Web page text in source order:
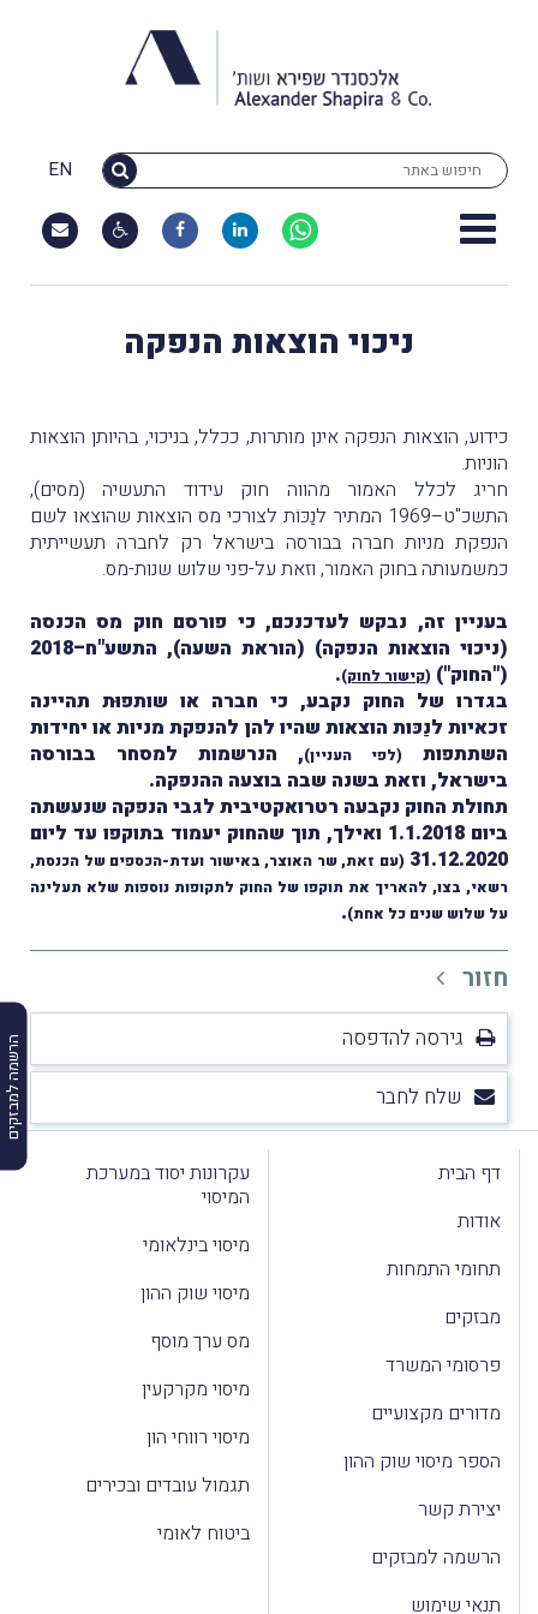
EN
הרשמה למבזקים
ניכוי הוצאות הנפקה
כידוע, הוצאות הנפקה אינן מותרות, ככלל, בניכוי, בהיותן הוצאות
הוניות.
חריג לכלל האמור מהווה חוק עידוד התעשיה (מסים),
התשכ"ט–1969 המתיר לנַכּוֹת לצורכי מס הוצאות שהוצאו לשם
הנפקת מניות חברה בבורסה בישראל רק לחברה תעשייתית
כמשמעותה בחוק האמור, וזאת על-פני שלוש שנות-מס.
בעניין זה, נבקש לעדכנכם, כי פורסם חוק מס הכנסה
(ניכוי הוצאות הנפקה) (הוראת השעה), התשע"ח–2018
("החוק") (קישור לחוק)
.
בגדרו של החוק נקבע, כי חברה או שותפוּת תהיינה
זכאיות לנַכּות הוצאות שהיו להן להנפקת מניות או יחידות
השתתפות
(לפי העניין), הנרשמות למסחר בבורסה
בישראל, וזאת בשנה שבה בוצעה ההנפקה.
תחולת החוק נקבעה רטרואקטיבית לגבי הנפקה שנעשתה
ביום 1.1.2018 ואילך, תוך שהחוק יעמוד בתוקפו עד ליום
31.12.2020 (עם זאת, שר האוצר, באישור ועדת-הכספים של הכנסת,
רשאי, בצו, להאריך את תוקפו של החוק לתקופות נוספות שלא תעלינה
על שלוש שנים כל אחת).
חזור
גירסה להדפסה
שלח לחבר
דף הבית
אודות
תחומי התמחות
מבזקים
פרסומי המשרד
מדורים מקצועיים
הספר מיסוי שוק ההון
יצירת קשר
הרשמה למבזקים
תנאי שימוש
עקרונות יסוד במערכת
המיסוי
מיסוי בינלאומי
מיסוי שוק ההון
מס ערך מוסף
מיסוי מקרקעין
מיסוי רווחי הון
תגמול עובדים ובכירים
ביטוח לאומי